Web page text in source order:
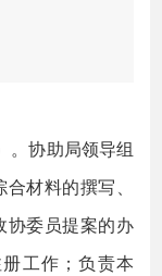
。协助局领导组
材料的撰写、
协委员提案的办
工作；负责本